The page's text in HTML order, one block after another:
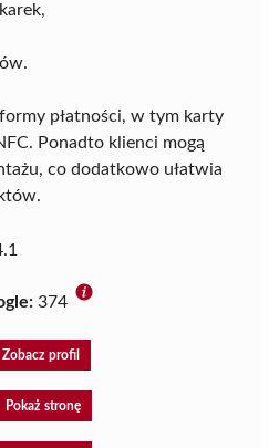
płatności, w tym karty
Ponadto klienci mogą
co dodatkowo ułatwia
374
Zobacz profil
Pokaż stronę